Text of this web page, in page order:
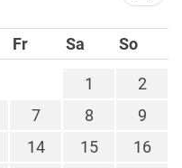
Fr Sa So
1
2
7 8
9
14 15
16